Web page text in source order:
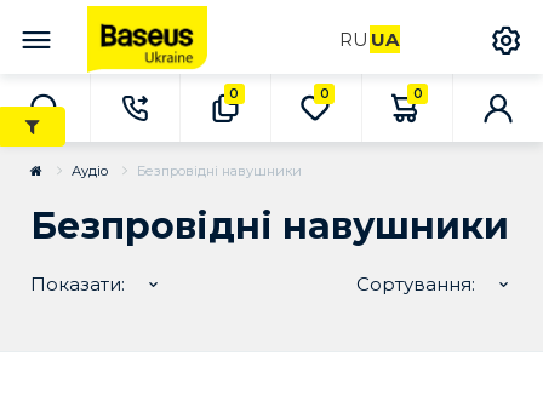
RU UA
0 0 0
Аудіо Безпровідні навушники
Безпровідні навушники
Показати: Сортування: